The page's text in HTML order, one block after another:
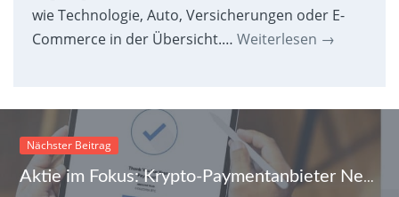
wie Technologie, Auto, Versicherungen oder E-
Commerce in der Übersicht.… Weiterlesen →
Nächster Beitrag
Aktie im Fokus: Krypto-Paymentanbieter NetCents Technology startet NFT-Sparte